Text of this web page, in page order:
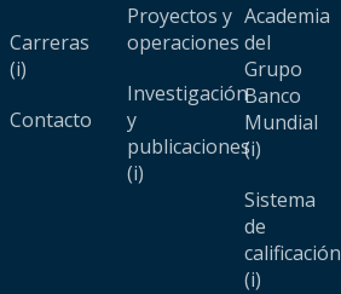
Carreras
(i)
Contacto
Proyectos y
operaciones
Investigación
y
publicaciones
(i)
Academia
del
Grupo
Banco
Mundial
(i)
Sistema
de
calificación
(i)